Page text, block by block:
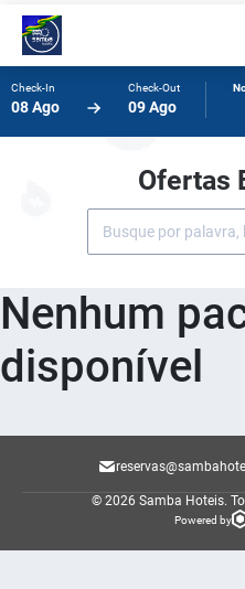
Check-In
08 Ago
Check-Out
09 Ago
Ofertas
Nenhum
disponível
© 2026 Samba Hoteis.
Powered by